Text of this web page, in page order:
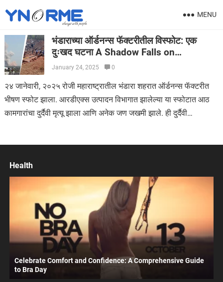
MENU
भंडाराच्या ऑर्डनन्स फॅक्टरीतील विस्फोट: एक
दुःखद घटना A Shadow Falls on
Bhandara: Examining the Tragic
January 24, 2025 0
२४ जानेवारी, २०२५ रोजी महाराष्ट्रातील भंडारा शहरात ऑर्डनन्स फॅक्टरीत
भीषण स्फोट झाला. आरडीएक्स उत्पादन विभागात झालेल्या या स्फोटात आठ
कामगारांचा दुर्दैवी मृत्यू झाला आणि अनेक जण जखमी झाले. ही दुर्दैवी…
Health
Celebrate Comfort and Confidence: A Comprehensive Guide
to Bra Day